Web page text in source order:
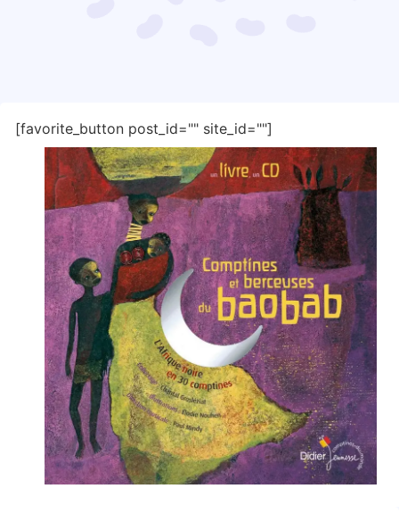
[favorite_button post_id="" site_id=""]